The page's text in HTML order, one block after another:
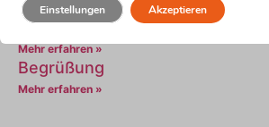
Mehr erfahren »
Einstieg für kurze Reden
Mehr erfahren »
Begrüßung
Mehr erfahren »
Akzeptieren
Einstellungen